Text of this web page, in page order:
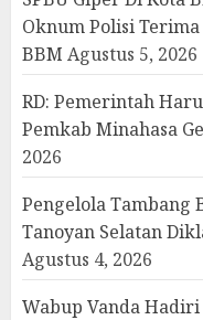
Oknum Polisi
BBM Agustus 5, 2026
RD: Pemerintah
Pemkab Minahasa
2026
Pengelola Tambang
Tanoyan Selatan
Agustus 4, 2026
Wabup Vanda Hadiri